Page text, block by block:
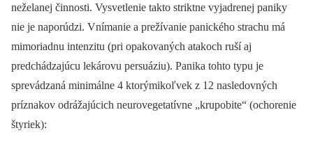
neželanej činnosti. Vysvetlenie takto striktne vyjadrenej paniky
nie je naporúdzi. Vnímanie a prežívanie panického strachu má
mimoriadnu intenzitu (pri opakovaných atakoch ruší aj
predchádzajúcu lekárovu persuáziu). Panika tohto typu je
sprevádzaná minimálne 4 ktorýmikoľvek z 12 nasledovných
príznakov odrážajúcich neurovegetatívne „krupobite“ (ochorenie
štyriek):